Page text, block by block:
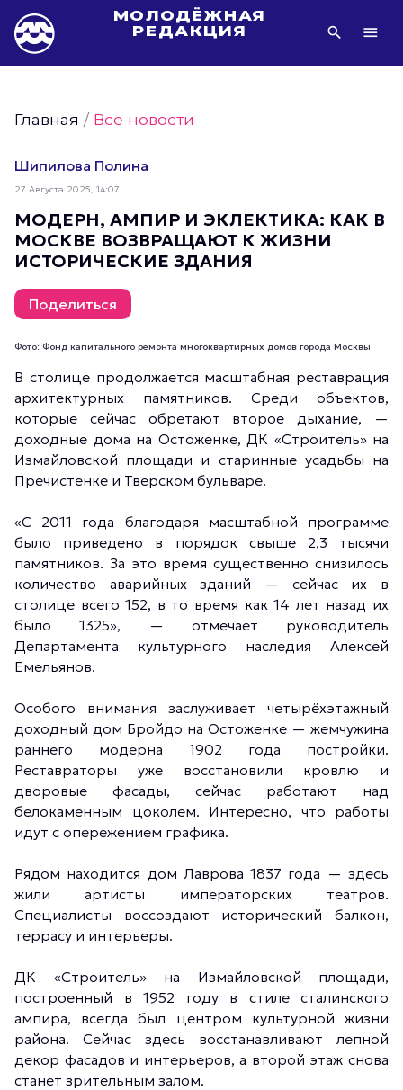
МОЛОДЁЖНАЯ
РЕДАКЦИЯ
Фото Молодёжи Москвы
Фотогалереи Молодёжи Москвы
Статьи Молодёжи Москвы
Молодёжь Москвы культурная
Молодёжь Москвы спортивная
Молодёжь Москвы в движении
Молодёжь Москвы здоровая
Молодёжь Москвы профессиональная
Молодёжь Москвы туристическая
Все новости
Главная /Все новости
Шипилова Полина
27 Августа 2025, 14:07
МОДЕРН, АМПИР И ЭКЛЕКТИКА: КАК В
МОСКВЕ ВОЗВРАЩАЮТ К ЖИЗНИ
ИСТОРИЧЕСКИЕ ЗДАНИЯ
Поделиться
Фото: Фонд капитального ремонта многоквартирных домов города Москвы
В столице продолжается масштабная реставрация
архитектурных памятников. Среди объектов,
которые сейчас обретают второе дыхание, —
доходные дома на Остоженке, ДК «Строитель» на
Измайловской площади и старинные усадьбы на
Пречистенке и Тверском бульваре.
«С 2011 года благодаря масштабной программе
было приведено в порядок свыше 2,3 тысячи
памятников. За это время существенно снизилось
количество аварийных зданий — сейчас их в
столице всего 152, в то время как 14 лет назад их
было 1325», — отмечает руководитель
Департамента культурного наследия Алексей
Емельянов.
Особого внимания заслуживает четырёхэтажный
доходный дом Бройдо на Остоженке — жемчужина
раннего модерна 1902 года постройки.
Реставраторы уже восстановили кровлю и
дворовые фасады, сейчас работают над
белокаменным цоколем. Интересно, что работы
идут с опережением графика.
Рядом находится дом Лаврова 1837 года — здесь
жили артисты императорских театров.
Специалисты воссоздают исторический балкон,
террасу и интерьеры.
ДК «Строитель» на Измайловской площади,
построенный в 1952 году в стиле сталинского
ампира, всегда был центром культурной жизни
района. Сейчас здесь восстанавливают лепной
декор фасадов и интерьеров, а второй этаж снова
станет зрительным залом.